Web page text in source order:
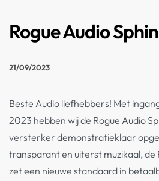
Rogue Audio
21/09/2023
Beste Audio liefhebbers! Met
2023 hebben wij de Rogue Audio
versterker demonstratieklaar
transparant en uiterst muzikaal, de
zet een nieuwe standaard in